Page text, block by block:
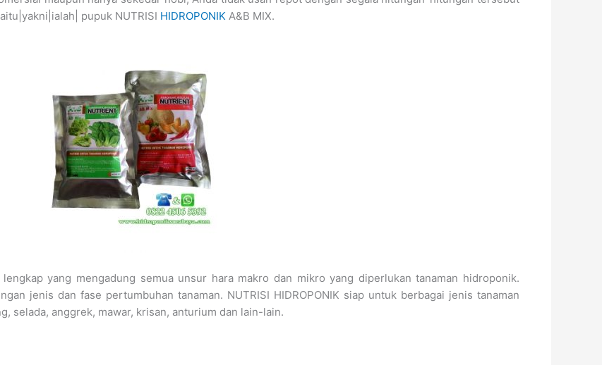
pupuk NUTRISI HIDROPONIK A&B MIX.
yang mengadung semua unsur hara makro dan mikro yang diperlukan tanaman hidroponik.
jenis dan fase pertumbuhan tanaman. NUTRISI HIDROPONIK siap untuk berbagai jenis tanaman
selada, anggrek, mawar, krisan, anturium dan lain-lain.